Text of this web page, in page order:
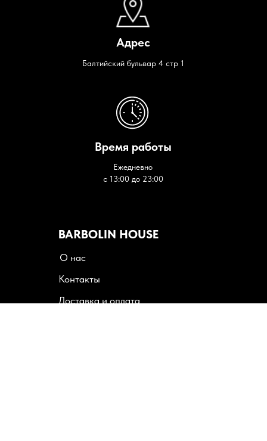
Балтийский бульвар 4 стр 1
Ежедневно
с 13:00 до 23:00
Адрес
Время работы
Доставка и оплата
Контакты
BARBOLIN HOUSE
О нас